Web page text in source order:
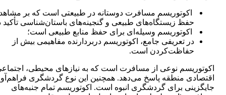
اکوتوریسم مسافرت دوستانه در طبیعتی است که بر
حفظ زیستگاه‌های طبیعی و گنجینه‌های باستان‌شناسی تأکید
اکوتوریسم وسیله‌ای برای حفظ منابع طبیعی است؛
در تعریفی جامع، اکوتوریسم دربردارنده مفاهیمی بیش از
حفاظت‌کردن است.
اکوتوریسم نوعی از مسافرت است که به نیازهای محیطی،
اقتصادی منطقه پاسخ می‌دهد. همچنین این نوع گردشگری
جایگزینی برای گردشگری انبوه است. اکوتوریسم تمام جنبه‌های